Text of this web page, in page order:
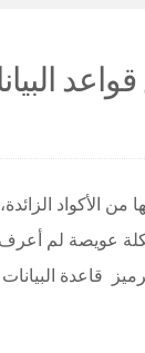
الأكواد
عويصة لم أعرف
قاعدة البيانات